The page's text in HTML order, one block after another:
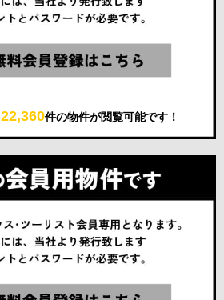
22,360件の物件が閲覧可能です！